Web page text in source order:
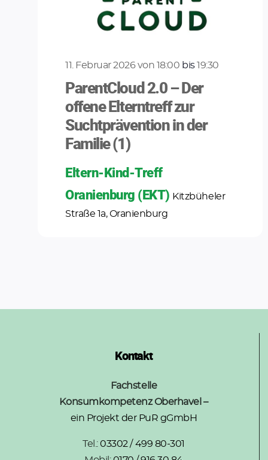
11. Februar 2026 von 18:00 bis19:30
ParentCloud 2.0 – Der
offene Elterntreff zur
Suchtprävention in der
Familie (1)
Eltern-Kind-Treff
Oranienburg (EKT) Kitzbüheler
Straße 1a, Oranienburg
Kontakt
Fachstelle
Konsumkompetenz Oberhavel –
ein Projekt der PuR gGmbH
Tel.:03302 / 499 80-301